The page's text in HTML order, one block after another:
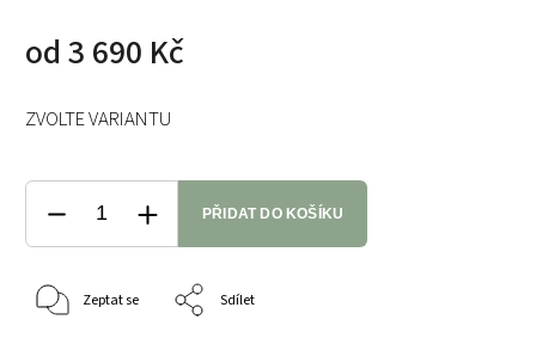
od 3 690 Kč
ZVOLTE VARIANTU
PŘIDAT DO KOŠÍKU
Zeptat se Sdílet